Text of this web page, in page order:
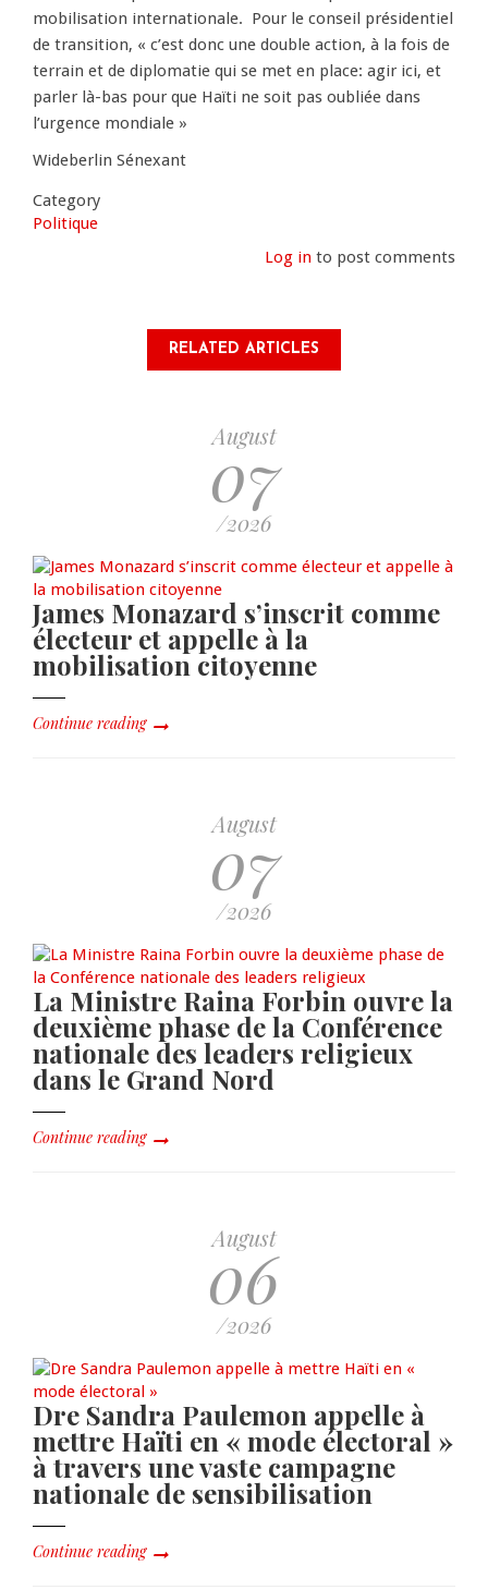
mobilisation internationale. Pour le conseil présidentiel
de transition, « c’est donc une double action, à la fois de
terrain et de diplomatie qui se met en place: agir ici, et
parler là-bas pour que Haïti ne soit pas oubliée dans
l’urgence mondiale »
Wideberlin Sénexant
Category
Politique
Log in to post comments
RELATED ARTICLES
August
07
/2026
James Monazard s’inscrit comme
électeur et appelle à la
mobilisation citoyenne
Continue reading
August
07
/2026
La Ministre Raina Forbin ouvre la
deuxième phase de la Conférence
nationale des leaders religieux
dans le Grand Nord
Continue reading
August
06
/2026
Dre Sandra Paulemon appelle à
mettre Haïti en « mode électoral »
à travers une vaste campagne
nationale de sensibilisation
Continue reading